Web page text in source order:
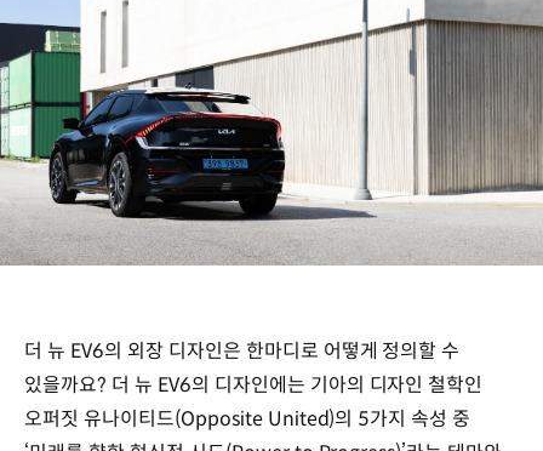
더 뉴 EV6의 외장 디자인은 한마디로 어떻게 정의할 수
있을까요? 더 뉴 EV6의 디자인에는 기아의 디자인 철학인
오퍼짓 유나이티드(Opposite United)의 5가지 속성 중